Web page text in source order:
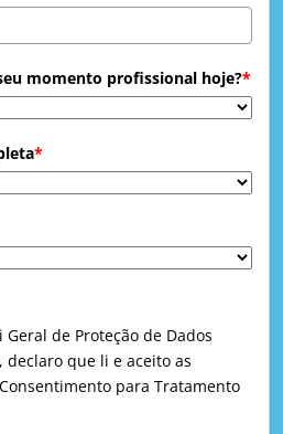
momento profissional hoje?*
*
de Proteção de Dados
declaro que li e aceito as
para Tratamento